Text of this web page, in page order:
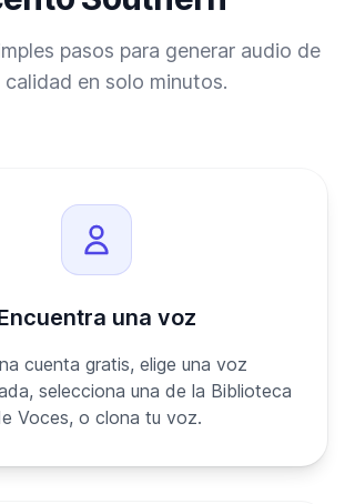
pasos para generar audio de
calidad en solo minutos.
una voz
cuenta gratis, elige una voz
selecciona una de la Biblioteca
Voces, o clona tu voz.